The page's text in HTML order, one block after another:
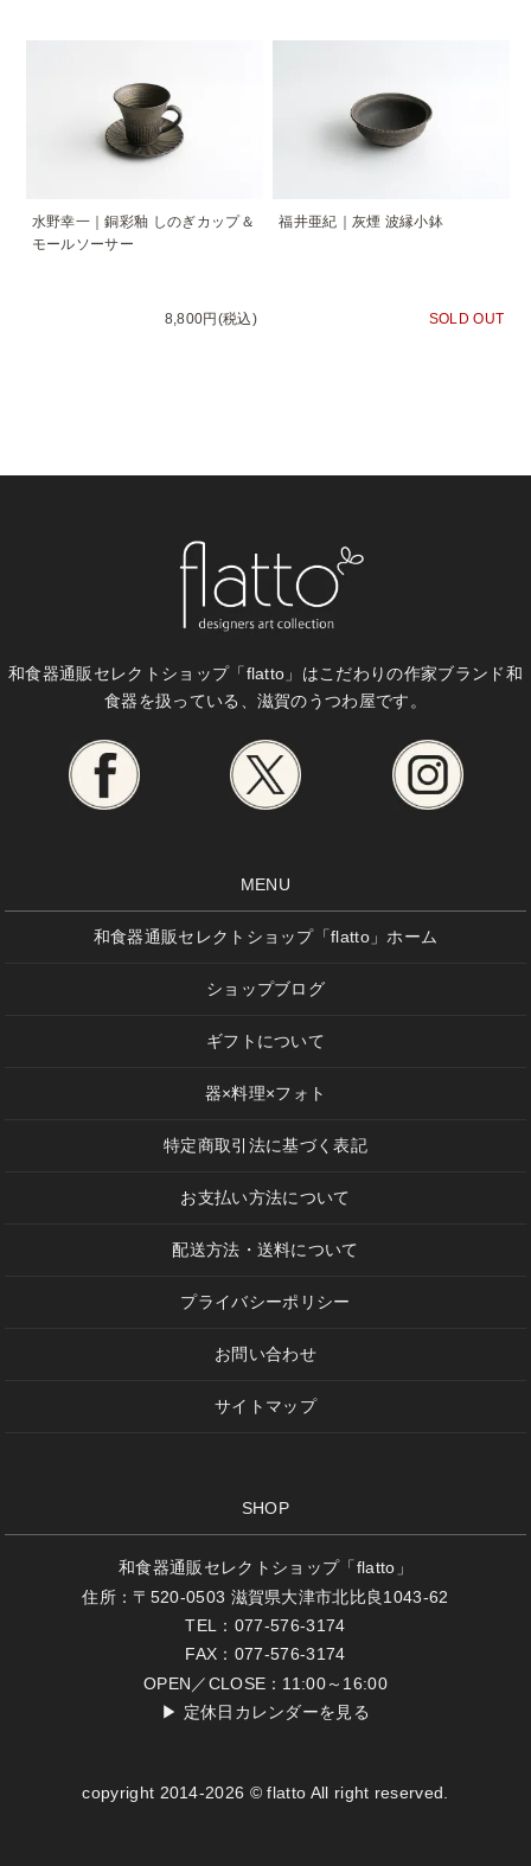
水野幸一｜銅彩釉 しのぎカップ＆
モールソーサー
8,800円(税込)
福井亜紀｜灰煙 波縁小鉢
SOLD OUT
和食器通販セレクトショップ「flatto」はこだわりの作家ブランド和
食器を扱っている、滋賀のうつわ屋です。
MENU
和食器通販セレクトショップ「flatto」ホーム
ショップブログ
ギフトについて
器×料理×フォト
特定商取引法に基づく表記
お支払い方法について
配送方法・送料について
プライバシーポリシー
お問い合わせ
サイトマップ
SHOP
和食器通販セレクトショップ「flatto」
住所：〒520-0503 滋賀県大津市北比良1043-62
TEL：077-576-3174
FAX：077-576-3174
OPEN／CLOSE：11:00～16:00
▶ 定休日カレンダーを見る
copyright 2014-2026 © flatto All right reserved.